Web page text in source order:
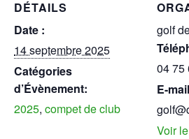
DÉTAILS
Date :
14 septembre 2025
Catégories
d’Évènement:
2025, compet de club
golf
04 75
E-mail
Voir